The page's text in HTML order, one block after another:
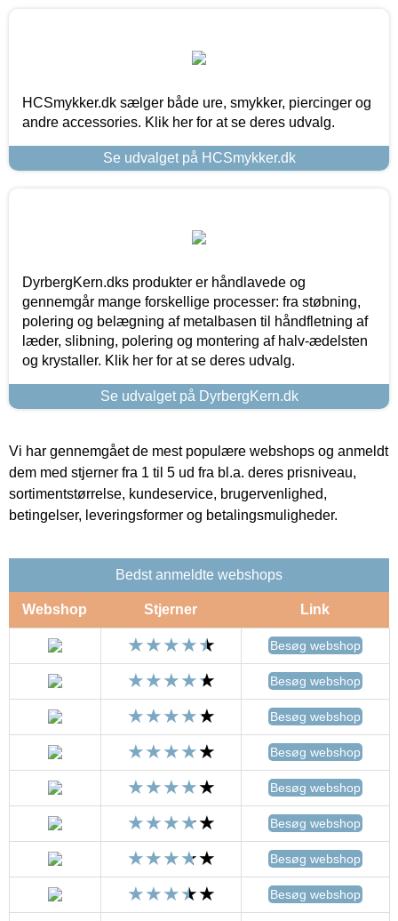
HCSmykker.dk sælger både ure, smykker, piercinger og
andre accessories. Klik her for at se deres udvalg.
Se udvalget på HCSmykker.dk
DyrbergKern.dks produkter er håndlavede og
gennemgår mange forskellige processer: fra støbning,
polering og belægning af metalbasen til håndfletning af
læder, slibning, polering og montering af halv-ædelsten
og krystaller. Klik her for at se deres udvalg.
Se udvalget på DyrbergKern.dk
Vi har gennemgået de mest populære webshops og anmeldt
dem med stjerner fra 1 til 5 ud fra bl.a. deres prisniveau,
sortimentstørrelse, kundeservice, brugervenlighed,
betingelser, leveringsformer og betalingsmuligheder.
Bedst anmeldte webshops
Webshop Stjerner Link
Besøg webshop
Besøg webshop
Besøg webshop
Besøg webshop
Besøg webshop
Besøg webshop
Besøg webshop
Besøg webshop